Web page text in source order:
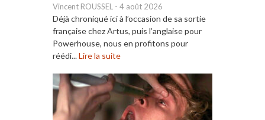
Vincent ROUSSEL - 4 août 2026
Déjà chroniqué ici à l’occasion de sa sortie
française chez Artus, puis l’anglaise pour
Powerhouse, nous en profitons pour
réédi...Lire la suite